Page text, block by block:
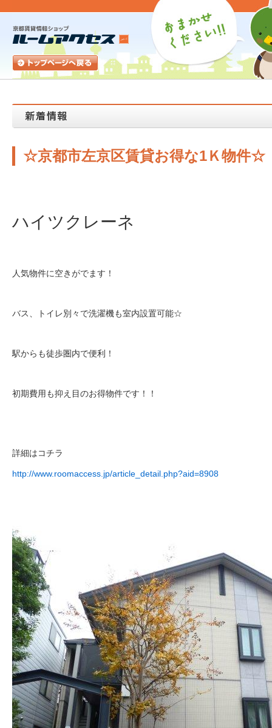
☆京都市左京区賃貸お得な1Ｋ物件☆
ハイツクレーネ
人気物件に空きがでます！
バス、トイレ別々で洗濯機も室内設置可能☆
駅からも徒歩圏内で便利！
初期費用も抑え目のお得物件です！！
詳細はコチラ
http://www.roomaccess.jp/article_detail.php?aid=8908